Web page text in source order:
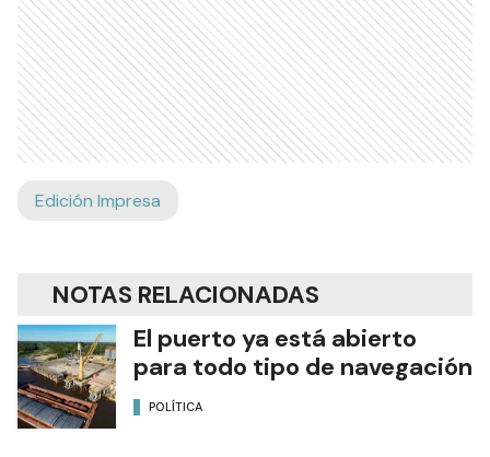
Edición Impresa
NOTAS RELACIONADAS
El puerto ya está abierto
para todo tipo de navegación
POLÍTICA